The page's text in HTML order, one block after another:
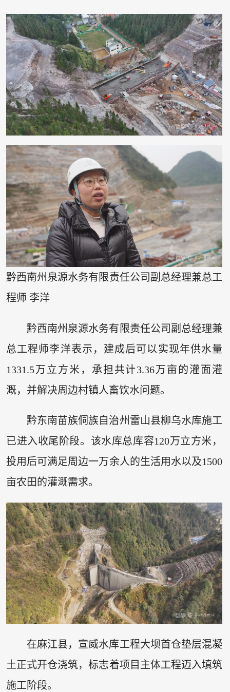
黔西南州泉源水务有限责任公司副总经理兼总工
程师 李洋
黔西南州泉源水务有限责任公司副总经理兼
总工程师李洋表示，建成后可以实现年供水量
1331.5万立方米，承担共计3.36万亩的灌面灌
溉，并解决周边村镇人畜饮水问题。
黔东南苗族侗族自治州雷山县柳乌水库施工
已进入收尾阶段。该水库总库容120万立方米，
投用后可满足周边一万余人的生活用水以及1500
亩农田的灌溉需求。
在麻江县，宣威水库工程大坝首仓垫层混凝
土正式开仓浇筑，标志着项目主体工程迈入填筑
施工阶段。